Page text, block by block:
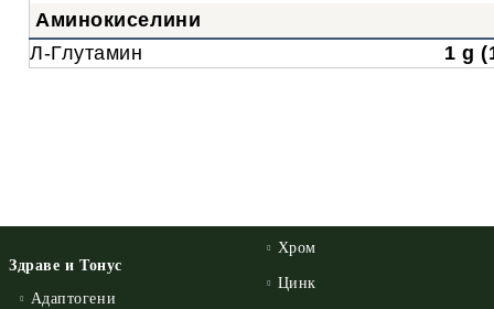
Аминокиселини
Л-Глутамин
1 g
Здраве и Тонус
Адаптогени
Хром
Цинк